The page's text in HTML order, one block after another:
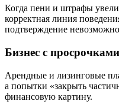
Когда пени и штрафы
корректная линия
подтверждение
Бизнес с
Арендные и лизинговые
а попытки «закрыть
финансовую картину.